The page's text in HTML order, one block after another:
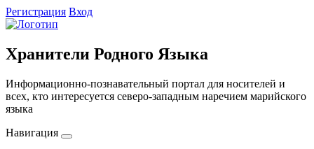
Регистрация Вход
Хранители Родного Языка
Информационно-познавательный портал для носителей и
всех, кто интересуется северо-западным наречием марийского
языка
Навигация